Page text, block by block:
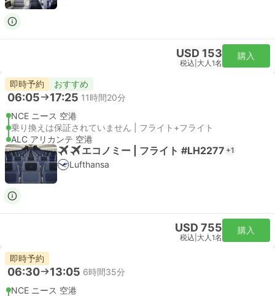
USD 153
税込 大人1名
購入
即時予約 おすすめ
06:05 17:25 11時間20分
NCE ニース 空港
乗り換えは保証されていません | フライト+フライト
ALC アリカンテ 空港
エコノミー | フライト #LH2277 +1
Lufthansa
USD 755
税込 大人1名
購入
即時予約
06:30 13:05 6時間35分
NCE ニース 空港